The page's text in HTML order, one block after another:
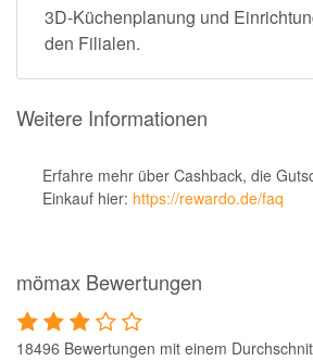
3D-Küchenplanung und
den Filialen.
Weitere Informationen
Erfahre mehr über Cashback, die
Einkauf hier: https://rewardo.de/faq
mömax Bewertungen
18496 Bewertungen mit einem